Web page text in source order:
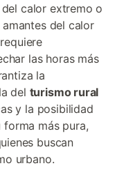
calor extremo o
del calor
las horas más
la
del turismo rural
y la posibilidad
más pura,
buscan
urbano.